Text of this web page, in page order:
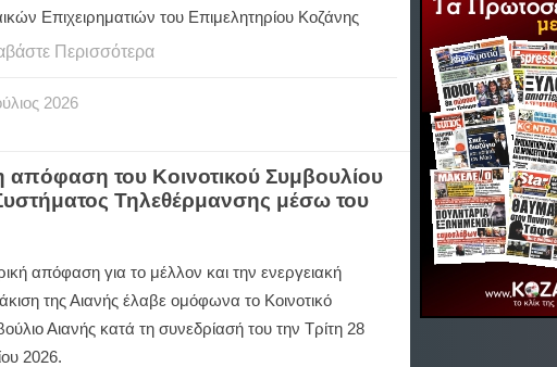
Επιχειρηματιών του Επιμελητηρίου Κοζάνης
Περισσότερα
2026
του Κοινοτικού Συμβουλίου
Τηλεθέρμανσης μέσω του
απόφαση για το μέλλον και την ενεργειακή
της Αιανής έλαβε ομόφωνα το Κοινοτικό
Αιανής κατά τη συνεδρίασή του την Τρίτη 28
2026.